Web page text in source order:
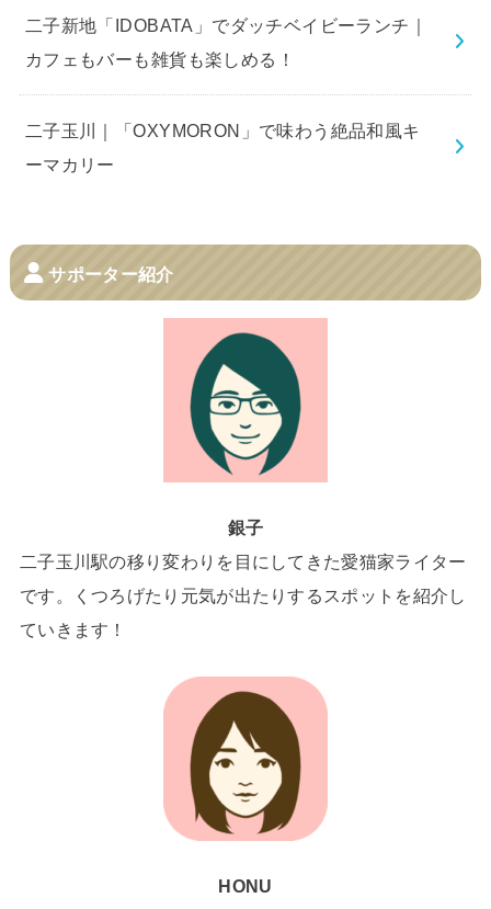
二子新地「IDOBATA」でダッチベイビーランチ｜
カフェもバーも雑貨も楽しめる！
二子玉川｜「OXYMORON」で味わう絶品和風キ
ーマカリー
サポーター紹介
銀子
二子玉川駅の移り変わりを目にしてきた愛猫家ライター
です。くつろげたり元気が出たりするスポットを紹介し
ていきます！
HONU